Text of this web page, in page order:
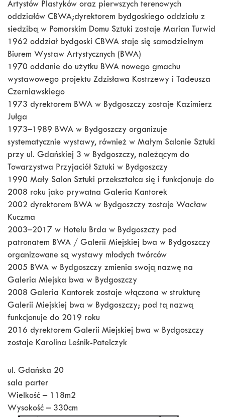
Artystów Plastyków oraz pierwszych terenowych
oddziałów CBWA;dyrektorem bydgoskiego oddziału z
siedzibą w Pomorskim Domu Sztuki zostaje Marian Turwid
1962 oddział bydgoski CBWA staje się samodzielnym
Biurem Wystaw Artystycznych (BWA)
1970 oddanie do użytku BWA nowego gmachu
wystawowego projektu Zdzisława Kostrzewy i Tadeusza
Czerniawskiego
1973 dyrektorem BWA w Bydgoszczy zostaje Kazimierz
Jułga
1973–1989 BWA w Bydgoszczy organizuje
systematycznie wystawy, również w Małym Salonie Sztuki
przy ul. Gdańskiej 3 w Bydgoszczy, należącym do
Towarzystwa Przyjaciół Sztuki w Bydgoszczy
1990 Mały Salon Sztuki przekształca się i funkcjonuje do
2008 roku jako prywatna Galeria Kantorek
2002 dyrektorem BWA w Bydgoszczy zostaje Wacław
Kuczma
2003–2017 w Hotelu Brda w Bydgoszczy pod
patronatem BWA / Galerii Miejskiej bwa w Bydgoszczy
organizowane są wystawy młodych twórców
2005 BWA w Bydgoszczy zmienia swoją nazwę na
Galeria Miejska bwa w Bydgoszczy
2008 Galeria Kantorek zostaje włączona w strukturę
Galerii Miejskiej bwa w Bydgoszczy; pod tą nazwą
funkcjonuje do 2019 roku
2016 dyrektorem Galerii Miejskiej bwa w Bydgoszczy
zostaje Karolina Leśnik-Patelczyk
ul. Gdańska 20
sala parter
Wielkość – 118m2
Wysokość – 330cm